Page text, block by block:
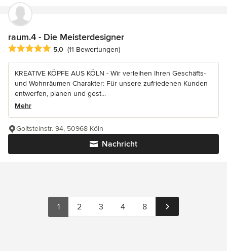
raum.4 - Die Meisterdesigner
Durchschnittliche Bewertung: 5 von 5 Sternen
5,0 (11 Bewertungen)
KREATIVE KÖPFE AUS KÖLN - Wir verleihen Ihren Geschäfts-
und Wohnräumen Charakter: Für unsere zufriedenen Kunden
entwerfen, planen und gest...
Mehr
Nachricht
Goltsteinstr. 94, 50968 Köln
1 2 3 4 8